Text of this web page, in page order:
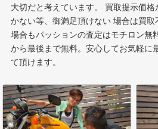
大切だと考えています。 買取提示価
かない等、御満足頂けない 場合は買
場合もパッションの査定はモチロン無
から最後まで無料。安心してお気軽に
て頂けます。